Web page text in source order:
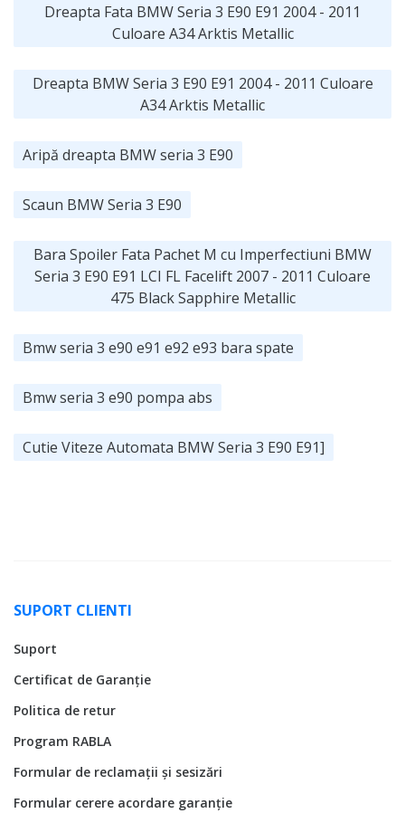
Dreapta Fata BMW Seria 3 E90 E91 2004 - 2011
Culoare A34 Arktis Metallic
Dreapta BMW Seria 3 E90 E91 2004 - 2011 Culoare
A34 Arktis Metallic
Aripă dreapta BMW seria 3 E90
Scaun BMW Seria 3 E90
Bara Spoiler Fata Pachet M cu Imperfectiuni BMW
Seria 3 E90 E91 LCI FL Facelift 2007 - 2011 Culoare
475 Black Sapphire Metallic
Bmw seria 3 e90 e91 e92 e93 bara spate
Bmw seria 3 e90 pompa abs
Cutie Viteze Automata BMW Seria 3 E90 E91]
SUPORT CLIENTI
Suport
Certificat de Garanție
Politica de retur
Program RABLA
Formular de reclamații și sesizări
Formular cerere acordare garanție